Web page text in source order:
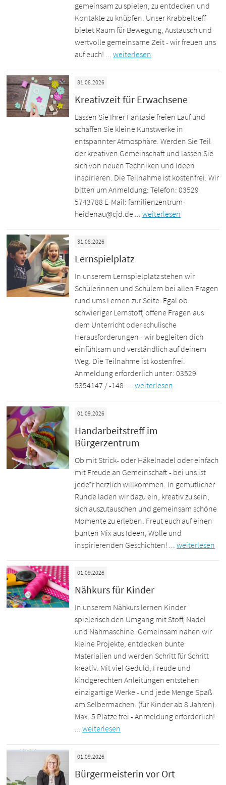
gemeinsam zu spielen, zu entdecken und
Kontakte zu knüpfen. Unser Krabbeltreff
bietet Raum für Bewegung, Austausch und
wertvolle gemeinsame Zeit - wir freuen uns
auf euch! ...weiterlesen
31.08.2026
Kreativzeit für Erwachsene
Lassen Sie Ihrer Fantasie freien Lauf und
schaffen Sie kleine Kunstwerke in
entspannter Atmosphäre. Werden Sie Teil
der kreativen Gemeinschaft und lassen Sie
sich von neuen Techniken und Ideen
inspirieren. Die Teilnahme ist kostenfrei. Wir
bitten um Anmeldung: Telefon: 03529
5743788 E-Mail: familienzentrum-
heidenau@cjd.de ...weiterlesen
31.08.2026
Lernspielplatz
In unserem Lernspielplatz stehen wir
Schülerinnen und Schülern bei allen Fragen
rund ums Lernen zur Seite. Egal ob
schwieriger Lernstoff, offene Fragen aus
dem Unterricht oder schulische
Herausforderungen - wir begleiten dich
einfühlsam und verständlich auf deinem
Weg. Die Teilnahme ist kostenfrei.
Anmeldung erforderlich unter: 03529
5354147 / -148. ...weiterlesen
01.09.2026
Handarbeitstreff im
Bürgerzentrum
Ob mit Strick- oder Häkelnadel oder einfach
mit Freude an Gemeinschaft - bei uns ist
jede*r herzlich willkommen. In gemütlicher
Runde laden wir dazu ein, kreativ zu sein,
sich auszutauschen und gemeinsam schöne
Momente zu erleben. Freut euch auf einen
bunten Mix aus Ideen, Wolle und
inspirierenden Geschichten! ...weiterlesen
01.09.2026
Nähkurs für Kinder
In unserem Nähkurs lernen Kinder
spielerisch den Umgang mit Stoff, Nadel
und Nähmaschine. Gemeinsam nähen wir
kleine Projekte, entdecken bunte
Materialien und werden Schritt für Schritt
kreativ. Mit viel Geduld, Freude und
kindgerechten Anleitungen entstehen
einzigartige Werke - und jede Menge Spaß
am Selbermachen. (für Kinder ab 8 Jahren).
Max. 5 Plätze frei - Anmeldung erforderlich!
...weiterlesen
01.09.2026
Bürgermeisterin vor Ort